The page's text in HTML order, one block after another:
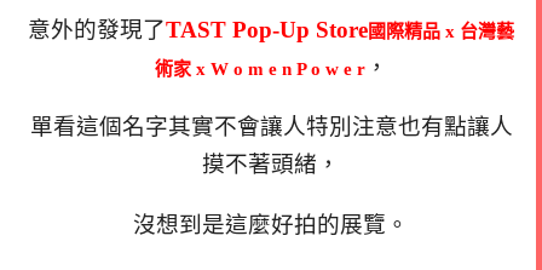
意外的發現了TAST Pop-Up Store國際精品 x 台灣藝
術家 x W o m e n P o w e r，
單看這個名字其實不會讓人特別注意也有點讓人
摸不著頭緒，
沒想到是這麼好拍的展覽。